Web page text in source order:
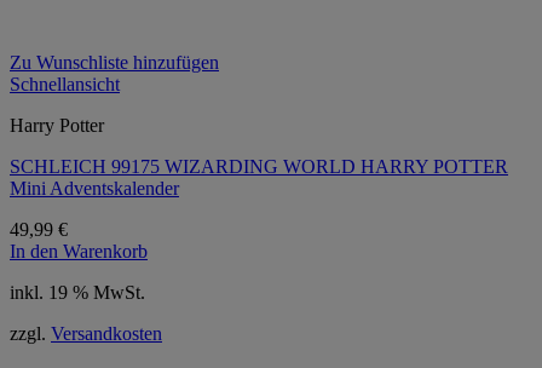
Zu Wunschliste hinzufügen
Schnellansicht
Harry Potter
SCHLEICH 99175 WIZARDING WORLD HARRY POTTER
Mini Adventskalender
49,99 €
In den Warenkorb
inkl. 19 % MwSt.
zzgl. Versandkosten